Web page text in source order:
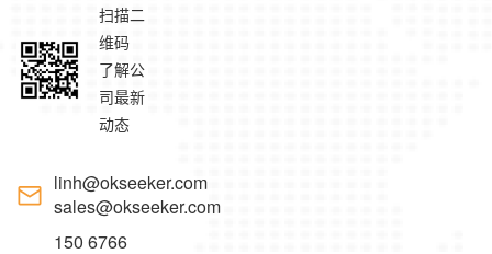
扫描二
维码
了解公
司最新
动态
linh@okseeker.com
sales@okseeker.com
150 6766